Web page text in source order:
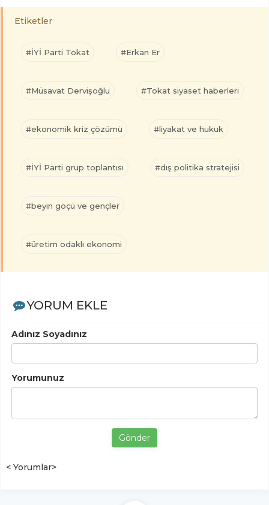
Etiketler
#İYİ Parti Tokat #Erkan Er
#Müsavat Dervişoğlu #Tokat siyaset haberleri
#ekonomik kriz çözümü #liyakat ve hukuk
#İYİ Parti grup toplantısı #dış politika stratejisi
#beyin göçü ve gençler
#üretim odaklı ekonomi
YORUM EKLE
Adınız Soyadınız
Yorumunuz
Gönder
< Yorumlar>